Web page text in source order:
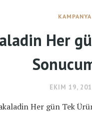
KAMPANYA
Her
EKIM 19,
Her gün Tek